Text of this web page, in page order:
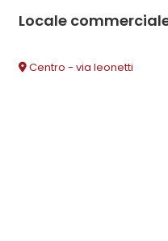
Locale
Centro - via leonetti